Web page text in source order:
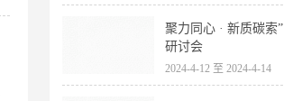
聚力同心 · 新质碳索”
研讨会
2024-4-12 至 2024-4-14